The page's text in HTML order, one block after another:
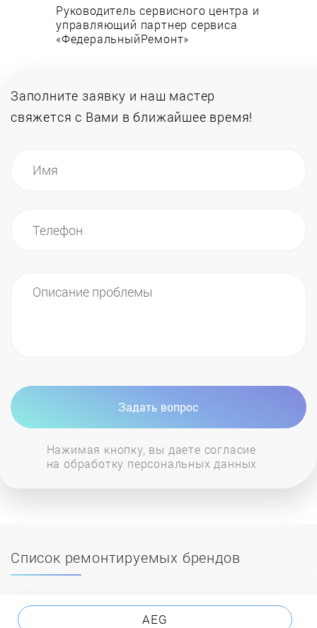
этот сложный и трудоемкий, но можете быть
уверены, что по окончании Вы получите
исправный агрегат и гарантию на его
Руководитель сервисного центра и
управляющий партнер сервиса
«ФедеральныйРемонт»
Заполните заявку и наш мастер
свяжется с Вами в ближайшее время!
Задать вопрос
Нажимая кнопку, вы даете согласие
на обработку персональных данных
Список ремонтируемых брендов
AEG